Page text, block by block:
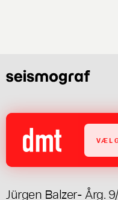
Jürgen Balzer- Årg.